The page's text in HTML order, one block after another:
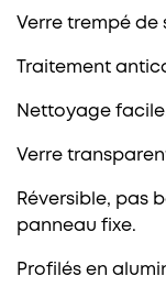
Verre trempé de
Traitement
Nettoyage
Verre
Réversible, pas
panneau fixe.
Profilés en